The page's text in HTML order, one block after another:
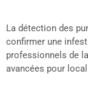
La détection des
confirmer une
professionnels de
avancées pour